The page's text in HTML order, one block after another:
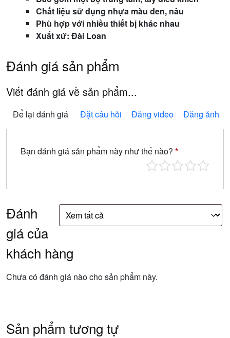
Chất liệu sử dụng nhựa màu đen, nâu
Phù hợp với nhiều thiết bị khác nhau
Xuất xứ: Đài Loan
Đánh giá sản phẩm
Viết đánh giá về sản phẩm...
Để lại đánh giá Đặt câu hỏi Đăng video Đăng ảnh
Bạn đánh giá sản phẩm này như thế nào? *
Đánh
giá của
khách hàng
Chưa có đánh giá nào cho sản phẩm này.
Sản phẩm tương tự